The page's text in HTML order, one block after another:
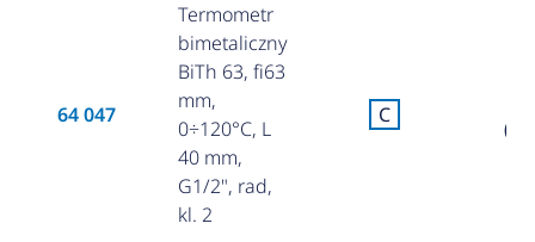
64 047
Termometr
bimetaliczny
BiTh 63, fi63
mm,
0÷120°C, L
40 mm,
G1/2", rad,
kl. 2
C